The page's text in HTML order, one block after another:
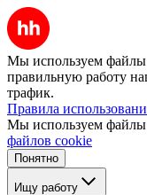
Мы используем файлы
правильную работу
трафик.
Правила
Мы используем файлы
файлов cookie
Понятно
Ищу работу